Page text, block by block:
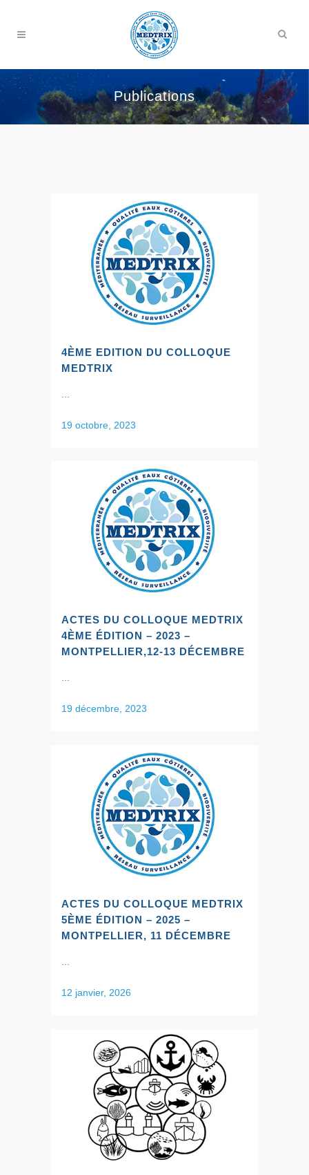
Publications
4ÈME EDITION DU COLLOQUE
MEDTRIX
19 octobre, 2023
ACTES DU COLLOQUE MEDTRIX
4ÈME ÉDITION – 2023 –
MONTPELLIER,12-13 DÉCEMBRE
19 décembre, 2023
ACTES DU COLLOQUE MEDTRIX
5ÈME ÉDITION – 2025 –
MONTPELLIER, 11 DÉCEMBRE
12 janvier, 2026